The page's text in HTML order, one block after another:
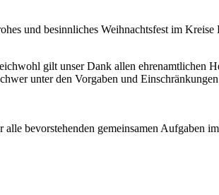
und besinnliches Weihnachtsfest im Kreise
gilt unser Dank allen ehrenamtlichen
unter den Vorgaben und
bevorstehenden gemeinsamen Aufgaben